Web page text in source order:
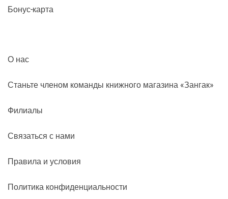
Бонус-карта
О нас
Станьте членом команды книжного магазина «Зангак»
Филиалы
Связаться с нами
Правила и условия
Политика конфиденциальности